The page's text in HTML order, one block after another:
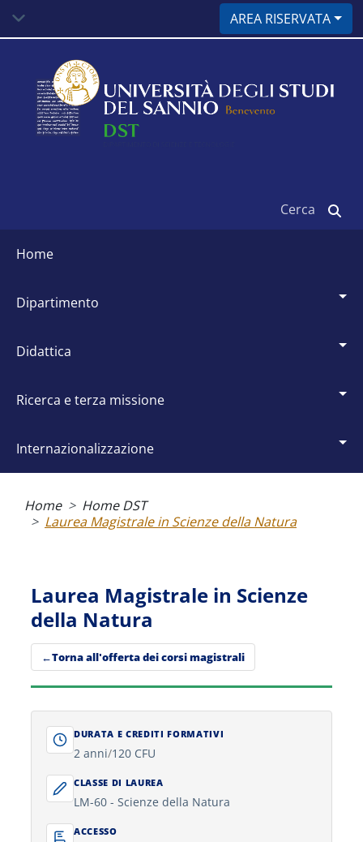
contenuto
AREA RISERVATA
dipartimentali
home
dipartimento
didattica
ricerca e terza missione
internazionalizzazione
pane
Home
Home DST
Laurea Magistrale in Scienze della Natura
Laurea Magistrale in Scienze
della Natura
Torna all'offerta dei corsi magistrali
DURATA E CREDITI FORMATIVI
2 anni/120 CFU
CLASSE DI LAUREA
LM-60 - Scienze della Natura
ACCESSO